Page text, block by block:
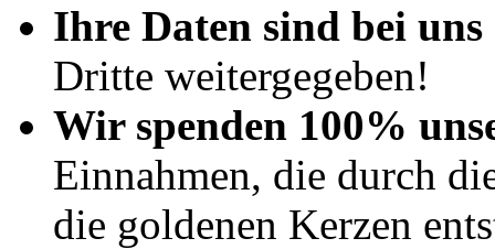
Ihre Daten sind bei uns
Dritte weitergegeben!
Wir spenden 100%
Einnahmen, die durch
die goldenen Kerzen